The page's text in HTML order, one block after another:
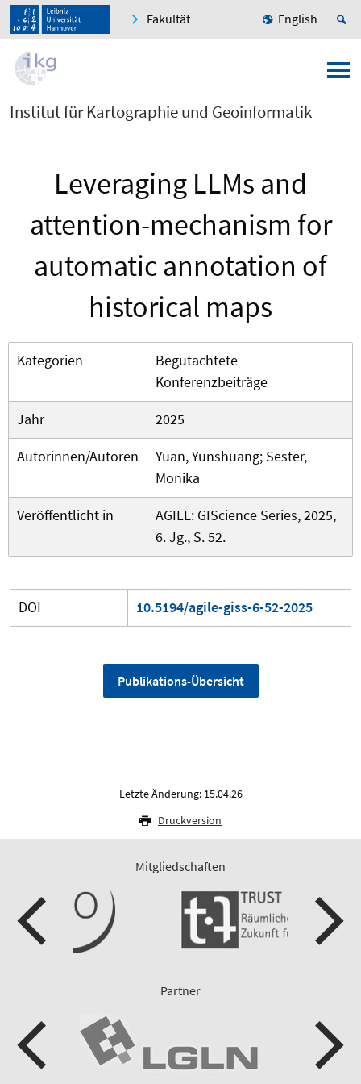
Fakultät English
Institut für Kartographie und Geoinformatik
Leveraging LLMs and
attention-mechanism for
automatic annotation of
historical maps
Kategorien
Begutachtete
Konferenzbeiträge
Jahr
2025
Autorinnen/Autoren
Yuan, Yunshuang; Sester,
Monika
Veröffentlicht in
AGILE: GIScience Series, 2025,
6. Jg., S. 52.
DOI 10.5194/agile-giss-6-52-2025
Publikations-Übersicht
Letzte Änderung: 15.04.26
Druckversion
Mitgliedschaften
Partner